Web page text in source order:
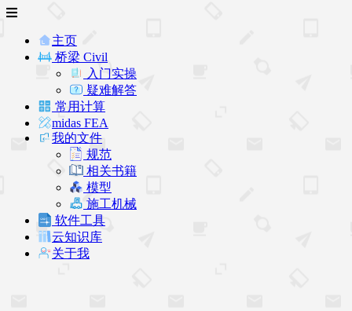
主页
桥梁 Civil
入门实操
疑难解答
常用计算
midas FEA
我的文件
规范
相关书籍
模型
施工机械
软件工具
云知识库
关于我